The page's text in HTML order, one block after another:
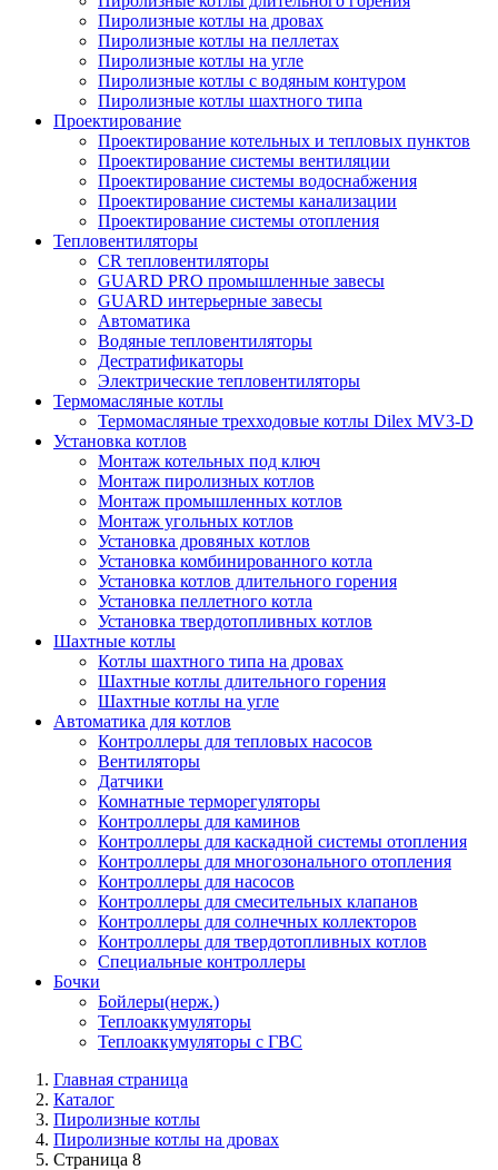
Пиролизные котлы на дровах
Пиролизные котлы на пеллетах
Пиролизные котлы на угле
Пиролизные котлы с водяным контуром
Пиролизные котлы шахтного типа
Проектирование
Проектирование котельных и тепловых пунктов
Проектирование системы вентиляции
Проектирование системы водоснабжения
Проектирование системы канализации
Проектирование системы отопления
Тепловентиляторы
CR тепловентиляторы
GUARD PRO промышленные завесы
GUARD интерьерные завесы
Автоматика
Водяные тепловентиляторы
Дестратификаторы
Электрические тепловентиляторы
Термомасляные котлы
Термомасляные трехходовые котлы Dilex MV3-D
Установка котлов
Монтаж котельных под ключ
Монтаж пиролизных котлов
Монтаж промышленных котлов
Монтаж угольных котлов
Установка дровяных котлов
Установка комбинированного котла
Установка котлов длительного горения
Установка пеллетного котла
Установка твердотопливных котлов
Шахтные котлы
Котлы шахтного типа на дровах
Шахтные котлы длительного горения
Шахтные котлы на угле
Автоматика для котлов
Контроллеры для тепловых насосов
Вентиляторы
Датчики
Комнатные терморегуляторы
Контроллеры для каминов
Контроллеры для каскадной системы отопления
Контроллеры для многозонального отопления
Контроллеры для насосов
Контроллеры для смесительных клапанов
Контроллеры для солнечных коллекторов
Контроллеры для твердотопливных котлов
Специальные контроллеры
Бочки
Бойлеры(нерж.)
Теплоаккумуляторы
Теплоаккумуляторы с ГВС
Главная страница
Каталог
Пиролизные котлы
Пиролизные котлы на дровах
Страница 8